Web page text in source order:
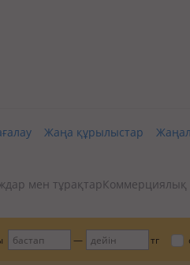
Жаңа құрылыстар
мен тұрақтар
тг